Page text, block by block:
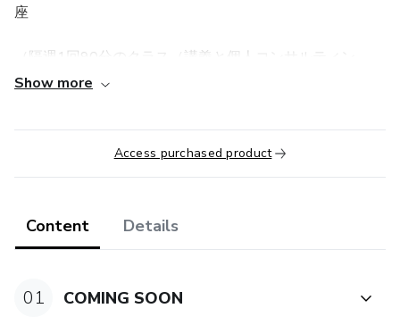
座
（隔週1回90分のクラス（講義と個人コンサルティン
グ））
※ 後半はナチュラルラーニングをしていく人生で重要
な、親子共に健康で幸せ、且つ共に経済的にも自立して、
あなたとお子さんに特別にカスタマイズした
Show more
Access purchased product
Content Details
01 COMING SOON